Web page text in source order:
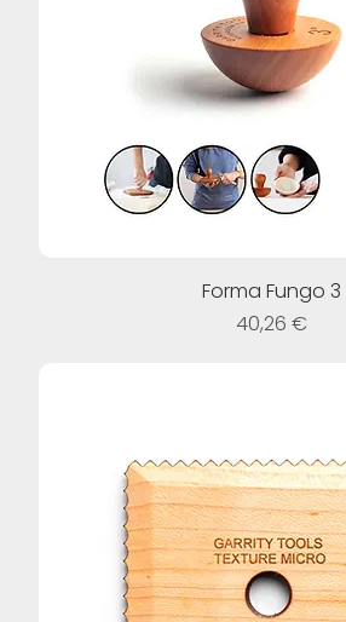
Forma Fungo 3
Prezzo
40,26 €